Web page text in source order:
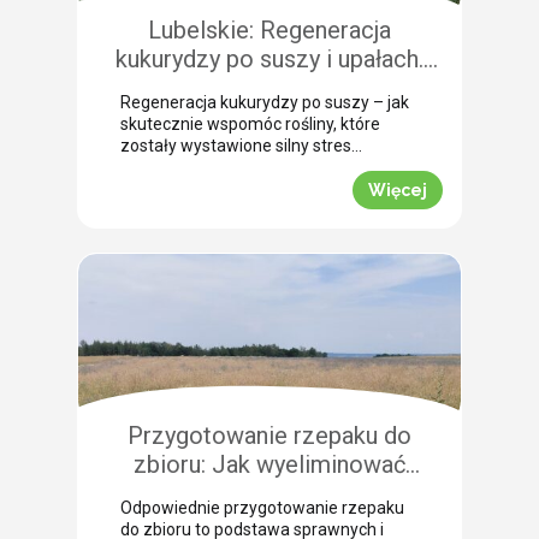
Lubelskie: Regeneracja
kukurydzy po suszy i upałach.
Zobacz rekomendacje z pola!
Regeneracja kukurydzy po suszy – jak
skutecznie wspomóc rośliny, które
zostały wystawione silny stres
termiczny? Jak informuje nasz ekspert
Leszek Konior, kluczem jest szybka
reakcja i wykorzystanie momentu, gdy
przeprowadzona w powiecie
Odpowiednio dobrana strategia
pozwala roślinom odbudować kondycję
fizjologiczną. Pozwijane […]
Więcej
Przygotowanie rzepaku do
zbioru: Jak wyeliminować
chwasty i obniżyć koszty żniw?
Odpowiednie przygotowanie rzepaku
do zbioru to podstawa sprawnych i